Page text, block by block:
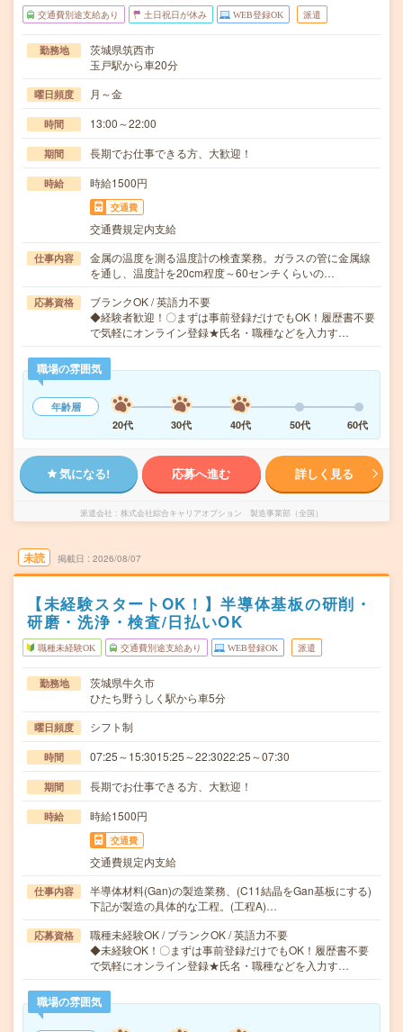
交通費別途支給あり 土日祝日が休み WEB登録OK 派遣
勤務地
茨城県筑西市
玉戸駅から車20分
曜日頻度 月～金
時間 13:00～22:00
期間 長期でお仕事できる方、大歓迎！
時給 時給1500円
交通費
交通費規定内支給
仕事内容
金属の温度を測る温度計の検査業務。ガラスの管に金属線
を通し、温度計を20cm程度～60センチくらいの…
応募資格
ブランクOK / 英語力不要
◆経験者歓迎！〇まずは事前登録だけでもOK！履歴書不要
で気軽にオンライン登録★氏名・職種などを入力す…
職場の雰囲気
年齢層
20代
30代 40代 50代 60代
気になる! 応募へ進む 詳しく見る
派遣会社 株式会社綜合キャリアオプション 製造事業部（全国）
未読 掲載日 2026/08/07
【未経験スタートOK！】半導体基板の研削・
研磨・洗浄・検査/日払いOK
職種未経験OK 交通費別途支給あり WEB登録OK 派遣
勤務地
茨城県牛久市
ひたち野うしく駅から車5分
曜日頻度 シフト制
時間 07:25～15:3015:25～22:3022:25～07:30
期間 長期でお仕事できる方、大歓迎！
時給 時給1500円
交通費
交通費規定内支給
仕事内容
半導体材料(Gan)の製造業務、(C11結晶をGan基板にする)
下記が製造の具体的な工程。(工程A)…
応募資格
職種未経験OK / ブランクOK / 英語力不要
◆未経験OK！〇まずは事前登録だけでもOK！履歴書不要
で気軽にオンライン登録★氏名・職種などを入力す…
職場の雰囲気